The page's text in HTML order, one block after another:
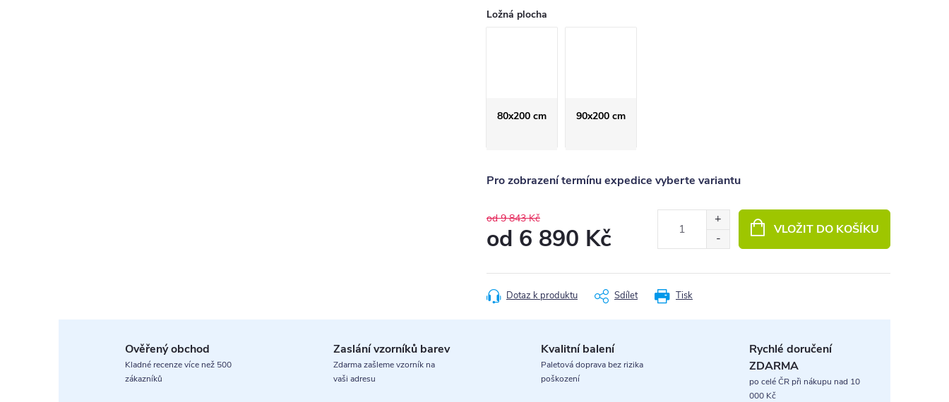
Ložná plocha
80x200 cm 90x200 cm
Pro zobrazení termínu expedice vyberte variantu
od 9 843 Kč
od 6 890 Kč
cena:
VLOŽIT DO KOŠÍKU
Tisk
Dotaz k produktu Sdílet
Ověřený obchod
Kladné recenze více než 500
zákazníků
Zaslání vzorníků barev
Zdarma zašleme vzorník na
vaši adresu
Kvalitní balení
Paletová doprava bez rizika
poškození
Rychlé doručení
ZDARMA
po celé ČR při nákupu nad 10
000 Kč